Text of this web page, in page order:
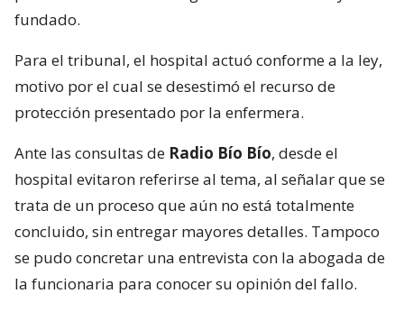
fundado.
Para el tribunal, el hospital actuó conforme a la ley,
motivo por el cual se desestimó el recurso de
protección presentado por la enfermera.
Ante las consultas de Radio Bío Bío, desde el
hospital evitaron referirse al tema, al señalar que se
trata de un proceso que aún no está totalmente
concluido, sin entregar mayores detalles. Tampoco
se pudo concretar una entrevista con la abogada de
la funcionaria para conocer su opinión del fallo.